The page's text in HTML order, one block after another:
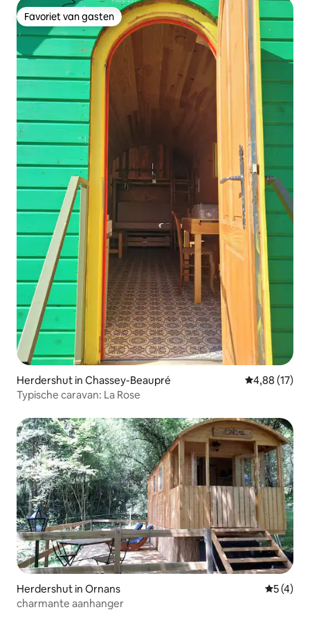
Favoriet van gasten
Favoriet van gasten
Herdershut in Chassey-Beaupré Gemiddelde
4,88 (17)
Typische caravan: La Rose
Herdershut in Ornans
5 (4)
charmante aanhanger